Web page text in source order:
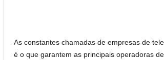
As constantes chamadas de empresas de
é o que garantem as principais operadoras